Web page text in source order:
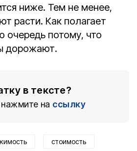
ниже. Тем не менее,
расти. Как полагает
очередь потому, что
дорожают.
в тексте?
на ссылку
стоимость